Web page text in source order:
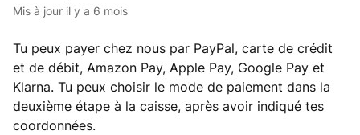
Mis à jour il y a 6 mois
Tu peux payer chez nous par PayPal, carte de crédit
et de débit, Amazon Pay, Apple Pay, Google Pay et
Klarna. Tu peux choisir le mode de paiement dans la
deuxième étape à la caisse, après avoir indiqué tes
coordonnées.